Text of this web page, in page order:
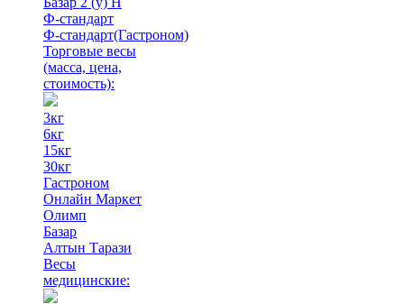
Ф-стандарт
Ф-стандарт(Гастроном)
Торговые весы
(масса, цена,
стоимость):
3кг
6кг
15кг
30кг
Гастроном
Онлайн Маркет
Олимп
Базар
Алтын Тарази
Весы
медицинские: